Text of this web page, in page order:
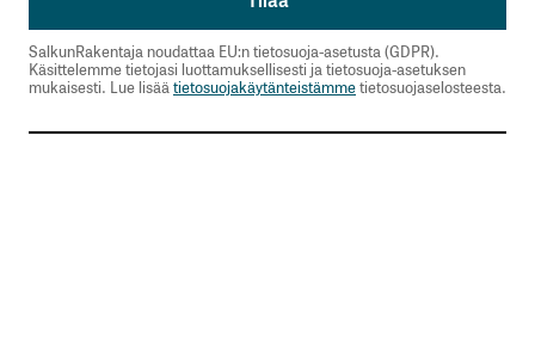
SalkunRakentaja noudattaa EU:n tietosuoja-asetusta (GDPR).
Käsittelemme tietojasi luottamuksellisesti ja tietosuoja-asetuksen
mukaisesti. Lue lisää tietosuojakäytänteistämmetietosuojaselosteesta.